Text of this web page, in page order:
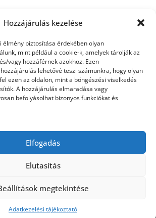
Hozzájárulás kezelése
élmény biztosítása érdekében olyan
mint például a cookie-k, amelyek tárolják az
vagy hozzáférnek azokhoz. Ezen
lehetővé teszi számunkra, hogy olyan
ezen az oldalon, mint a böngészési viselkedés
A hozzájárulás elmaradása vagy
befolyásolhat bizonyos funkciókat és
Elfogadás
Elutasítás
megtekintése
Adatkezelési tájékoztató
eszközök szemészeti betegségek
WordPress Theme